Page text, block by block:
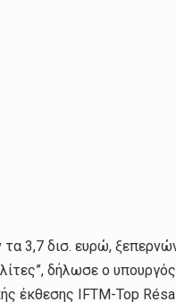
3,7 δισ. ευρώ,
δήλωσε ο υπουργός
έκθεσης IFTM-Top